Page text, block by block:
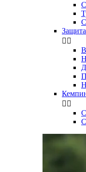
 
 